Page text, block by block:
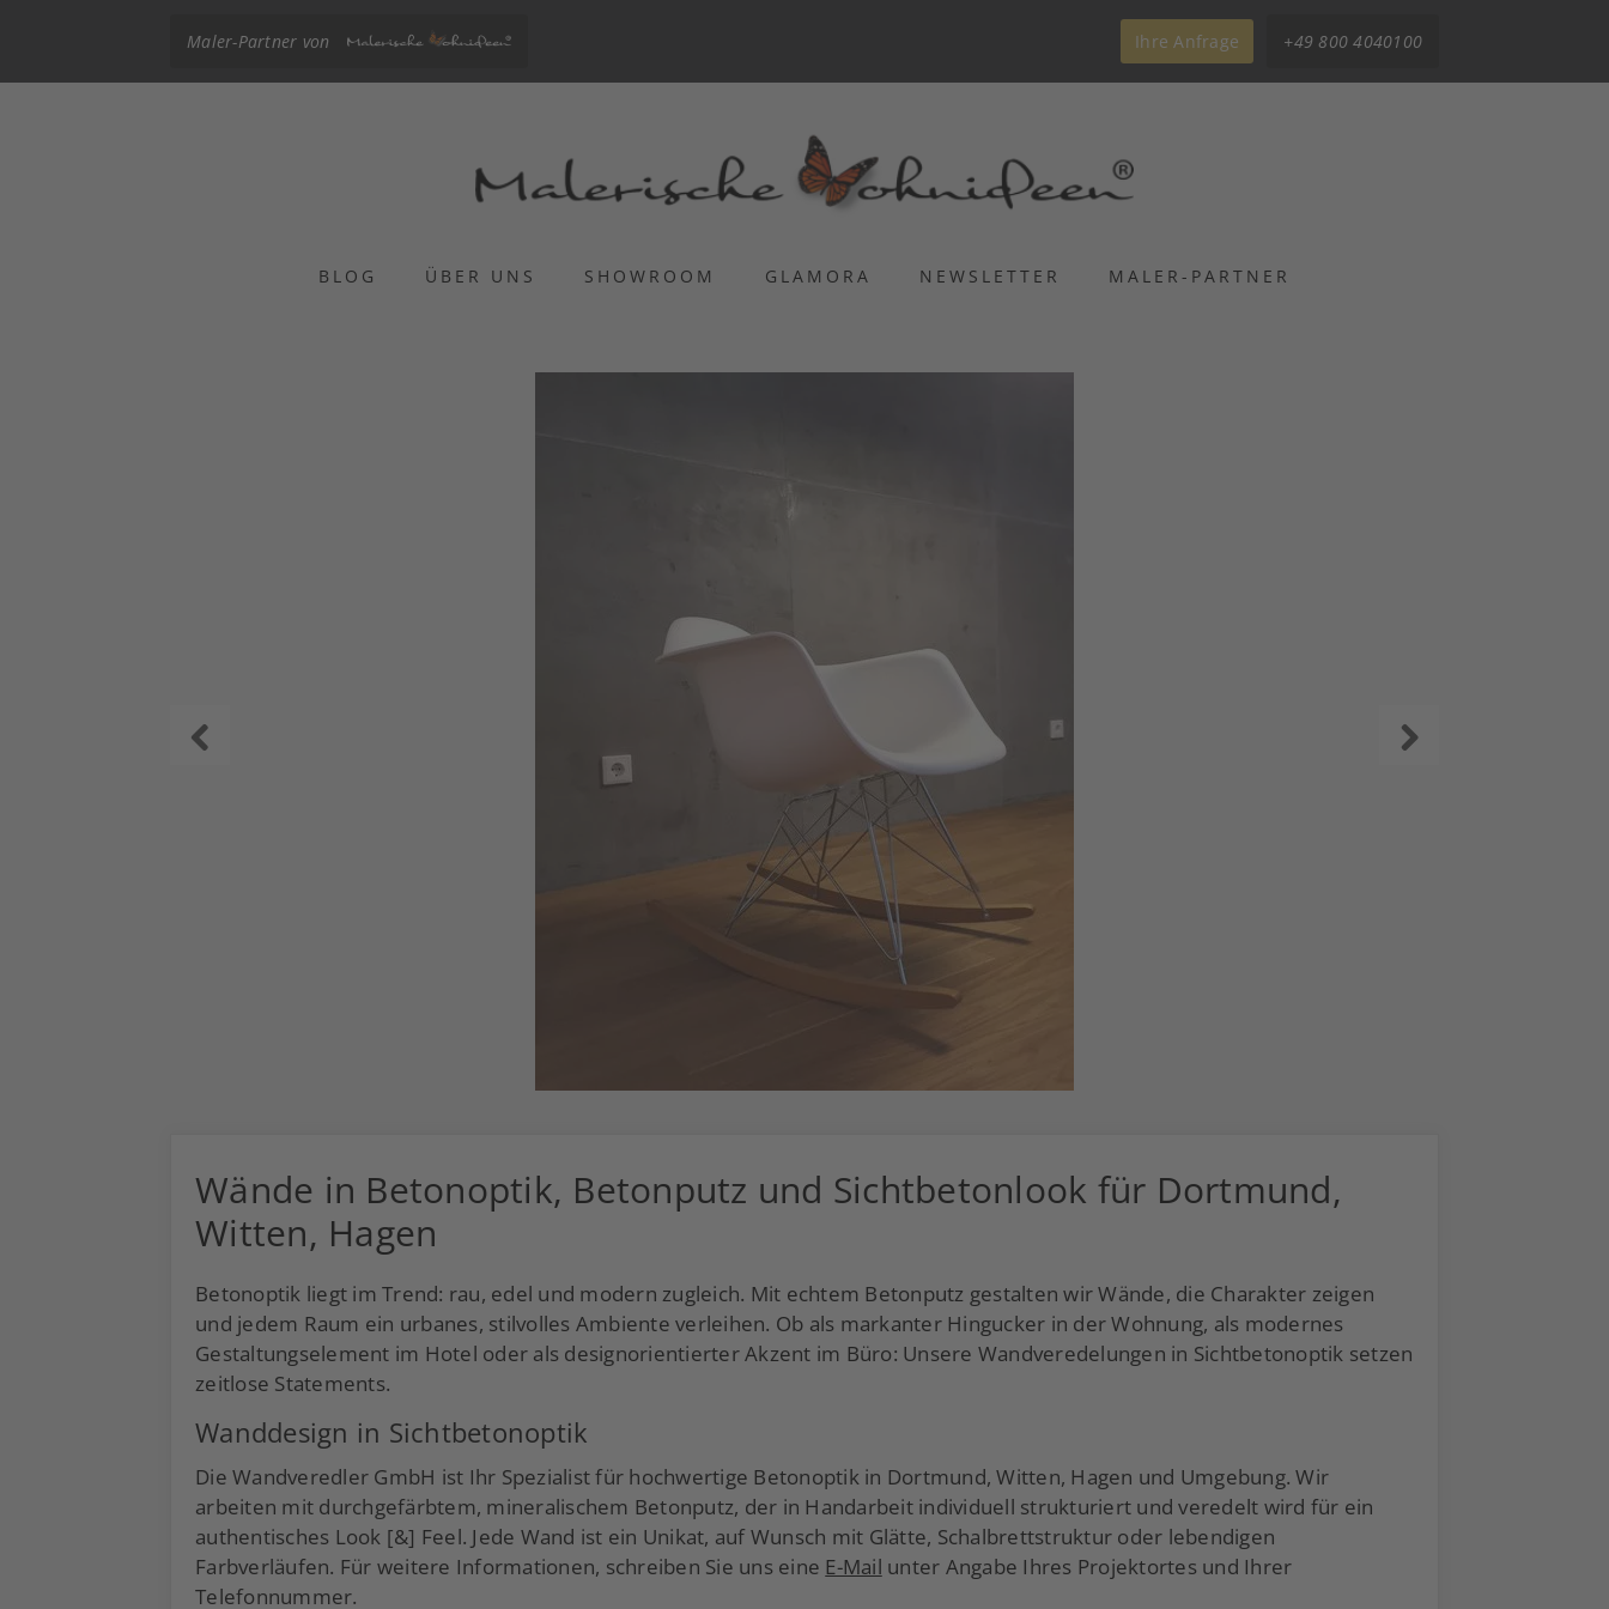
Maler-Partner von Ihre Anfrage +49 800 4040100
BLOG ÜBER UNS SHOWROOM GLAMORA NEWSLETTER MALER-PARTNER
Wände in Betonoptik, Betonputz und Sichtbetonlook für Dortmund,
Witten, Hagen
Betonoptik liegt im Trend: rau, edel und modern zugleich. Mit echtem Betonputz gestalten wir Wände, die Charakter zeigen
und jedem Raum ein urbanes, stilvolles Ambiente verleihen. Ob als markanter Hingucker in der Wohnung, als modernes
Gestaltungselement im Hotel oder als designorientierter Akzent im Büro: Unsere Wandveredelungen in Sichtbetonoptik setzen
zeitlose Statements.
Wanddesign in Sichtbetonoptik
Die Wandveredler GmbH ist Ihr Spezialist für hochwertige Betonoptik in Dortmund, Witten, Hagen und Umgebung. Wir
arbeiten mit durchgefärbtem, mineralischem Betonputz, der in Handarbeit individuell strukturiert und veredelt wird für ein
authentisches Look [&] Feel. Jede Wand ist ein Unikat, auf Wunsch mit Glätte, Schalbrettstruktur oder lebendigen
Farbverläufen. Für weitere Informationen, schreiben Sie uns eine E-Mail unter Angabe Ihres Projektortes und Ihrer
Telefonnummer.